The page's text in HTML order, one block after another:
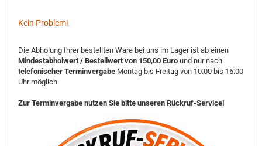
Kein Problem!
Die Abholung Ihrer bestellten Ware bei uns im Lager ist ab einen
Mindestabholwert / Bestellwert von 150,00 Euro und nur nach
telefonischer Terminvergabe Montag bis Freitag von 10:00 bis 16:00
Uhr möglich.
Zur Terminvergabe nutzen Sie bitte unseren Rückruf-Service!